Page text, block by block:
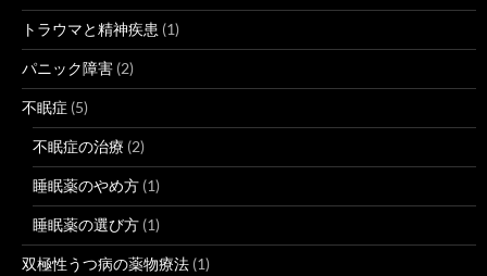
トラウマと精神疾患 (1)
パニック障害 (2)
不眠症 (5)
不眠症の治療 (2)
睡眠薬のやめ方 (1)
睡眠薬の選び方 (1)
双極性うつ病の薬物療法 (1)